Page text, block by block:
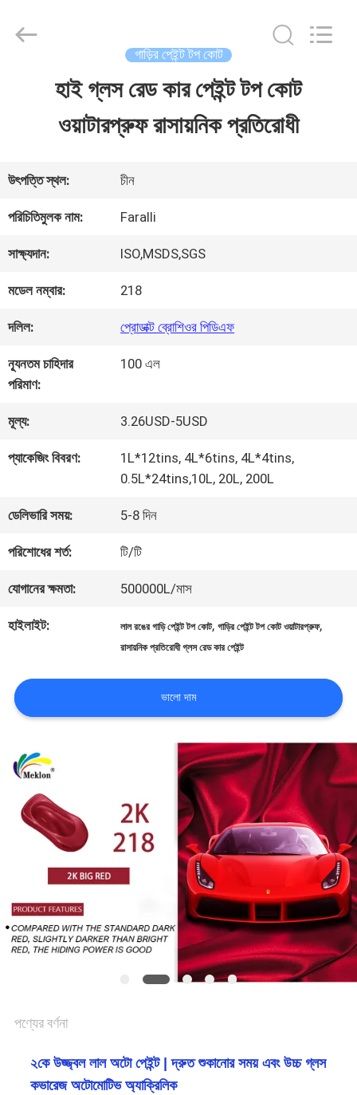
ভিডিও
আমাদের
সম্পর্কে
কারখানা
মান
আমাদের
সাথে
যোগাযোগ
খবর
উদ্ধৃতির
জন্য
আবেদন
সাইট
ম্যাপ
গোপনীয়তা
Chemical
গাড়ির পেইন্ট টপ কোট
হাই গ্লস রেড কার পেইন্ট টপ কোট
ওয়াটারপ্রুফ রাসায়নিক প্রতিরোধী
উৎপত্তি স্থল: চীন
পরিচিতিমুলক নাম: Faralli
সাক্ষ্যদান: ISO,MSDS,SGS
মডেল নম্বার: 218
দলিল: প্রোডাক্ট ব্রোশিওর পিডিএফ
ন্যূনতম চাহিদার
পরিমাণ:
100 এল
মূল্য: 3.26USD-5USD
প্যাকেজিং বিবরণ:
1L*12tins, 4L*6tins, 4L*4tins,
0.5L*24tins,10L, 20L, 200L
ডেলিভারি সময়: 5-8 দিন
পরিশোধের শর্ত: টি/টি
যোগানের ক্ষমতা: 500000L/মাস
হাইলাইট: লাল রঙের গাড়ি পেইন্ট টপ কোট,গাড়ির পেইন্ট টপ কোট ওয়াটারপ্রুফ,
রাসায়নিক প্রতিরোধী গ্লস রেড কার পেইন্ট
ভালো দাম
পণ্যের বর্ণনা
২কে উজ্জ্বল লাল অটো পেইন্ট | দ্রুত শুকানোর সময় এবং উচ্চ গ্লস
কভারেজ অটোমোটিভ অ্যাক্রিলিক